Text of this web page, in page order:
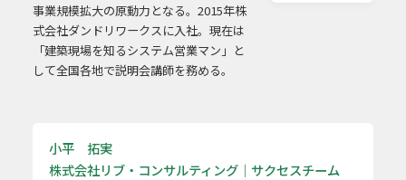
事業規模拡大の原動力となる。2015年株
式会社ダンドリワークスに入社。現在は
「建築現場を知るシステム営業マン」と
して全国各地で説明会講師を務める。
小平 拓実
株式会社リブ・コンサルティング｜サクセスチーム